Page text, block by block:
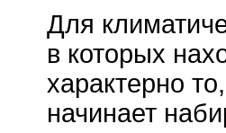
Для
в которых
характерно
начинает